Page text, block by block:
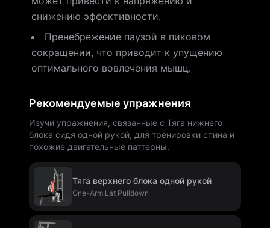
снижению эффективности.
Пренебрежение паузой в пиковом
сокращении, что приводит к упущению
оптимального вовлечения мышц.
Рекомендуемые упражнения
Изучи упражнения, связанные с Тяга нижнего
блока сидя одной рукой, для тренировки спина и
похожие двигательные паттерны.
Тяга верхнего блока одной рукой
One-Arm Lat Pulldown